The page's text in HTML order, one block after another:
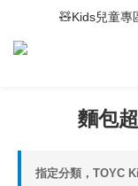
⚡滿$400免
🧸Kids兒童專
⚡滿$400免
麵包
指定分類，TOYC